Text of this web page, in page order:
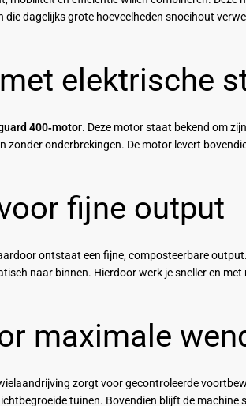
dagelijks grote hoeveelheden snoeihout
elektrische
400‑motor. Deze motor staat bekend om
onderbrekingen. De motor levert
fijne output
ontstaat een fijne, composteerbare
naar binnen. Hierdoor werk je sneller en
maximale
zorgt voor gecontroleerde
tuinen. Bovendien blijft de